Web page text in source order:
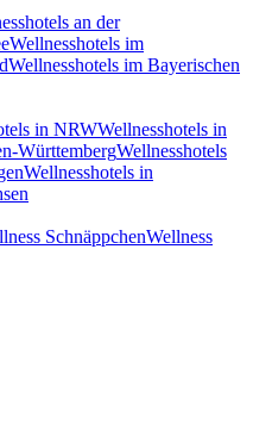
an der
Wellnesshotels im
Wellnesshotels im Bayerischen
in NRWWellnesshotels in
WürttembergWellnesshotels
Wellnesshotels in
SchnäppchenWellness